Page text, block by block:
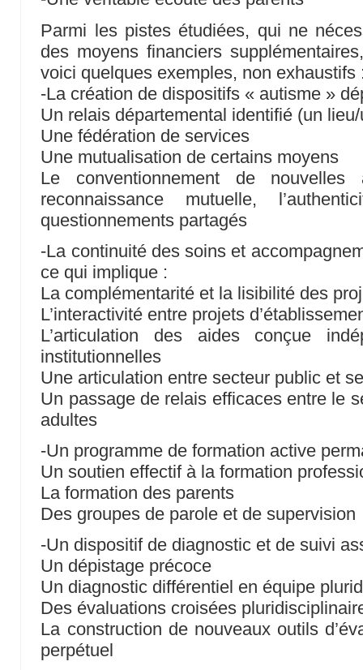
Parmi les pistes étudiées, qui ne
des moyens financiers
voici quelques exemples, non exhaustifs
-La création de dispositifs « autisme »
Un relais départemental identifié (un
Une fédération de services
Une mutualisation de certains moyens
Le conventionnement de
reconnaissance mutuelle,
questionnements partagés
-La continuité des soins et
ce qui implique :
La complémentarité et la lisibilité des
L’interactivité entre projets
L’articulation des aides conçue
institutionnelles
Une articulation entre secteur public et
Un passage de relais efficaces entre le
adultes
-Un programme de formation active
Un soutien effectif à la formation
La formation des parents
Des groupes de parole et de supervision
-Un dispositif de diagnostic et de suivi
Un dépistage précoce
Un diagnostic différentiel en équipe
Des évaluations croisées
La construction de nouveaux outils
perpétuel